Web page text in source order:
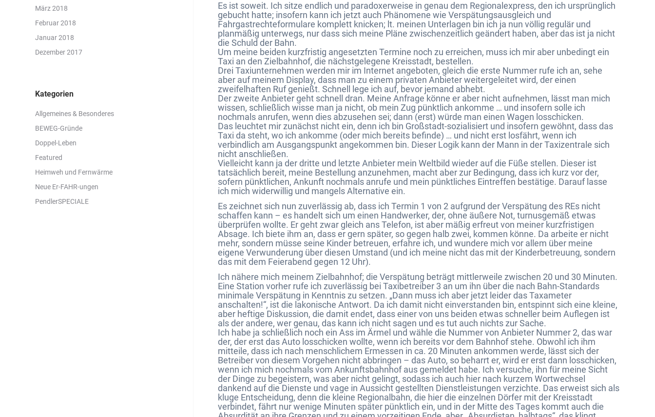
Es ist soweit. Ich sitze endlich und paradoxerweise in genau dem Regionalexpress, den ich ursprünglich
gebucht hatte; insofern kann ich jetzt auch Phänomene wie Verspätungsausgleich und
Fahrgastrechteformulare komplett knicken; lt. meinen Unterlagen bin ich ja nun völlig regulär und
planmäßig unterwegs, nur dass sich meine Pläne zwischenzeitlich geändert haben, aber das ist ja nicht
die Schuld der Bahn.
Um meine beiden kurzfristig angesetzten Termine noch zu erreichen, muss ich mir aber unbedingt ein
Taxi an den Zielbahnhof, die nächstgelegene Kreisstadt, bestellen.
Drei Taxiunternehmen werden mir im Internet angeboten, gleich die erste Nummer rufe ich an, sehe
aber auf meinem Display, dass man zu einem privaten Anbieter weitergeleitet wird, der einen
zweifelhaften Ruf genießt. Schnell lege ich auf, bevor jemand abhebt.
Der zweite Anbieter geht schnell dran. Meine Anfrage könne er aber nicht aufnehmen, lässt man mich
wissen, schließlich wisse man ja nicht, ob mein Zug pünktlich ankomme … und insofern solle ich
nochmals anrufen, wenn dies abzusehen sei; dann (erst) würde man einen Wagen losschicken.
Das leuchtet mir zunächst nicht ein, denn ich bin Großstadt-sozialisiert und insofern gewöhnt, dass das
Taxi da steht, wo ich ankomme (oder mich bereits befinde) … und nicht erst losfährt, wenn ich
verbindlich am Ausgangspunkt angekommen bin. Dieser Logik kann der Mann in der Taxizentrale sich
nicht anschließen.
Vielleicht kann ja der dritte und letzte Anbieter mein Weltbild wieder auf die Füße stellen. Dieser ist
tatsächlich bereit, meine Bestellung anzunehmen, macht aber zur Bedingung, dass ich kurz vor der,
sofern pünktlichen, Ankunft nochmals anrufe und mein pünktliches Eintreffen bestätige. Darauf lasse
ich mich widerwillig und mangels Alternative ein.
Es zeichnet sich nun zuverlässig ab, dass ich Termin 1 von 2 aufgrund der Verspätung des REs nicht
schaffen kann – es handelt sich um einen Handwerker, der, ohne äußere Not, turnusgemäß etwas
überprüfen wollte. Er geht zwar gleich ans Telefon, ist aber mäßig erfreut von meiner kurzfristigen
Absage. Ich biete ihm an, dass er gern später, so gegen halb zwei, kommen könne. Da arbeite er nicht
mehr, sondern müsse seine Kinder betreuen, erfahre ich, und wundere mich vor allem über meine
eigene Verwunderung über diesen Umstand (und ich meine nicht das mit der Kinderbetreuung, sondern
das mit dem Feierabend gegen 12 Uhr).
Ich nähere mich meinem Zielbahnhof; die Verspätung beträgt mittlerweile zwischen 20 und 30 Minuten.
Eine Station vorher rufe ich zuverlässig bei Taxibetreiber 3 an um ihn über die nach Bahn-Standards
minimale Verspätung in Kenntnis zu setzen. „Dann muss ich aber jetzt leider das Taxameter
anschalten!“, ist die lakonische Antwort. Da ich damit nicht einverstanden bin, entspinnt sich eine kleine,
aber heftige Diskussion, die damit endet, dass einer von uns beiden etwas schneller beim Auflegen ist
als der andere, wer genau, das kann ich nicht sagen und es tut auch nichts zur Sache.
Ich habe ja schließlich noch ein Ass im Ärmel und wähle die Nummer von Anbieter Nummer 2, das war
der, der erst das Auto losschicken wollte, wenn ich bereits vor dem Bahnhof stehe. Obwohl ich ihm
mitteile, dass ich nach menschlichem Ermessen in ca. 20 Minuten ankommen werde, lässt sich der
Betreiber von diesem Vorgehen nicht abbringen – das Auto, so beharrt er, wird er erst dann losschicken,
wenn ich mich nochmals vom Ankunftsbahnhof aus gemeldet habe. Ich versuche, ihn für meine Sicht
der Dinge zu begeistern, was aber nicht gelingt, sodass ich auch hier nach kurzem Wortwechsel
dankend auf die Dienste und vage in Aussicht gestellten Dienstleistungen verzichte. Das erweist sich als
kluge Entscheidung, denn die kleine Regionalbahn, die hier die einzelnen Dörfer mit der Kreisstadt
verbindet, fährt nur wenige Minuten später pünktlich ein, und in der Mitte des Tages kommt auch die
März 2018
Februar 2018
Januar 2018
Dezember 2017
Kategorien
Allgemeines & Besonderes
BEWEG-Gründe
Doppel-Leben
Featured
Heimweh und Fernwärme
Neue Er-FAHR-ungen
PendlerSPECIALE